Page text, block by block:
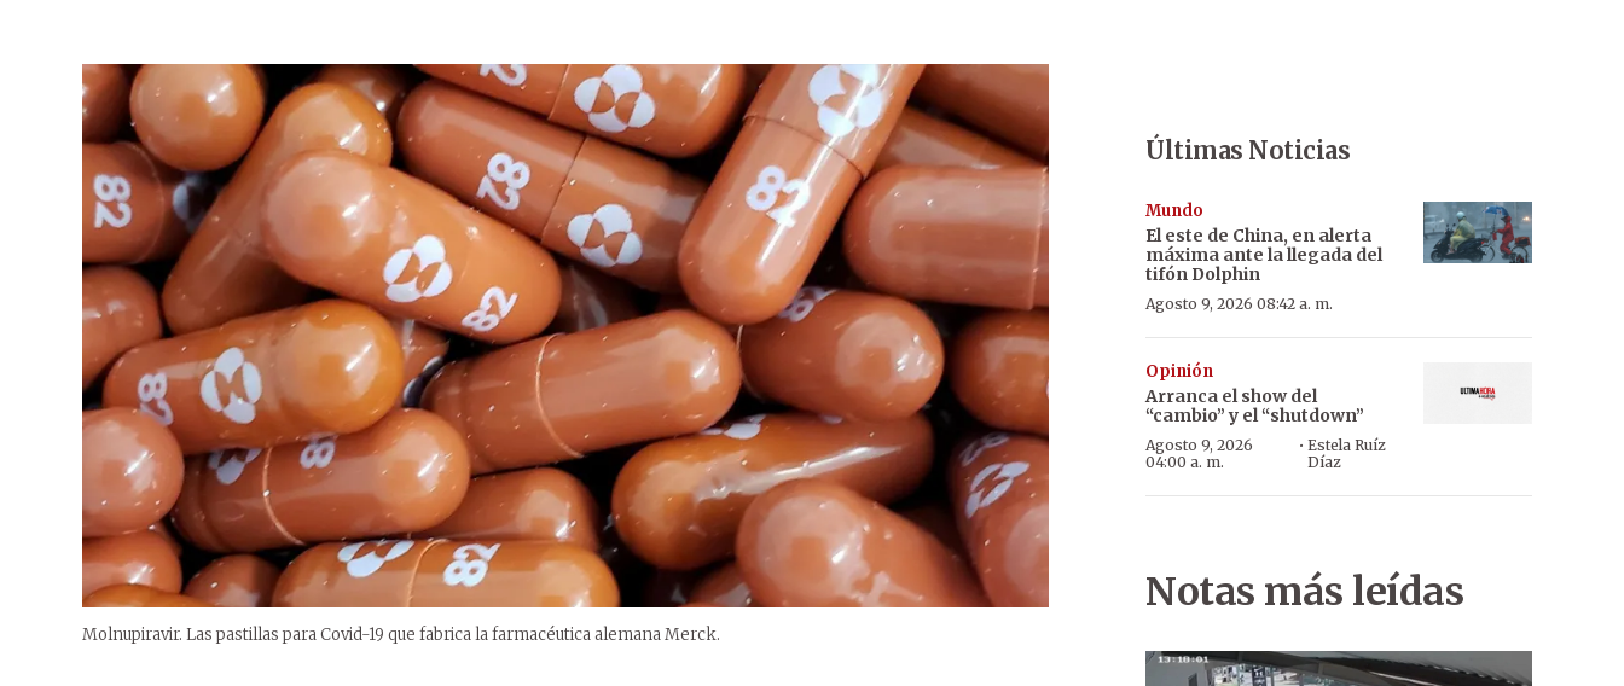
Molnupiravir. Las pastillas para Covid-19 que fabrica la farmacéutica alemana Merck.
Últimas Noticias
Mundo
El este de China, en alerta
máxima ante la llegada del
tifón Dolphin
Agosto 9, 2026 08:42 a. m.
Opinión
Arranca el show del
“cambio” y el “shutdown”
Agosto 9, 2026
04:00 a. m.
·Estela Ruíz
Díaz
Notas más leídas